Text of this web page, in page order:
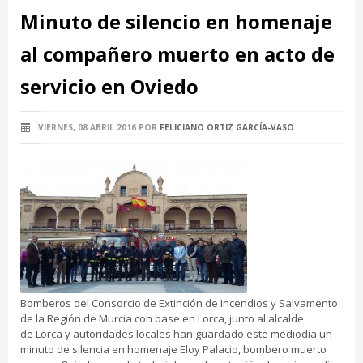
Minuto de silencio en homenaje
al compañero muerto en acto de
servicio en Oviedo
VIERNES, 08 ABRIL 2016 POR FELICIANO ORTIZ GARCÍA-VASO
Bomberos del Consorcio de Extinción de Incendios y Salvamento
de la Región de Murcia con base en Lorca, junto al alcalde
de Lorca y autoridades locales han guardado este mediodía un
minuto de silencia en homenaje Eloy Palacio, bombero muerto